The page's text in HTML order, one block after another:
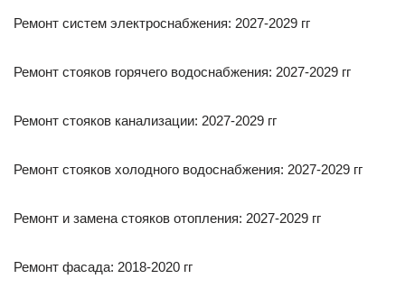
Ремонт систем электроснабжения: 2027-2029 гг
Ремонт стояков горячего водоснабжения: 2027-2029 гг
Ремонт стояков канализации: 2027-2029 гг
Ремонт стояков холодного водоснабжения: 2027-2029 гг
Ремонт и замена стояков отопления: 2027-2029 гг
Ремонт фасада: 2018-2020 гг